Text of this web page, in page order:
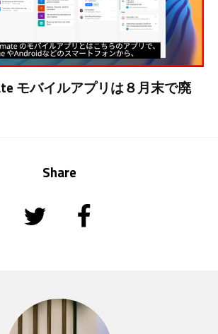
モバイルアプリは８月末で廃
Share